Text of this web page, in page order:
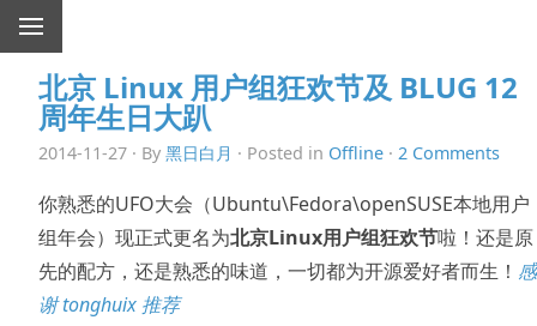
北京 Linux 用户组狂欢节及 BLUG 12
周年生日大趴
2014-11-27 · By 黑日白月 · Posted in Offline · 2 Comments
你熟悉的UFO大会（Ubuntu\Fedora\openSUSE本地用户
组年会）现正式更名为北京Linux用户组狂欢节啦！还是原
先的配方，还是熟悉的味道，一切都为开源爱好者而生！ 感
谢 tonghuix 推荐